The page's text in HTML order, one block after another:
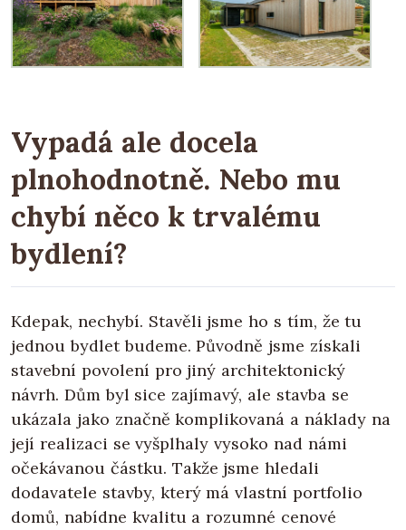
Vypadá ale docela
plnohodnotně. Nebo mu
chybí něco k trvalému
bydlení?
Kdepak, nechybí. Stavěli jsme ho s tím, že tu
jednou bydlet budeme. Původně jsme získali
stavební povolení pro jiný architektonický
návrh. Dům byl sice zajímavý, ale stavba se
ukázala jako značně komplikovaná a náklady na
její realizaci se vyšplhaly vysoko nad námi
očekávanou částku. Takže jsme hledali
dodavatele stavby, který má vlastní portfolio
domů, nabídne kvalitu a rozumné cenové